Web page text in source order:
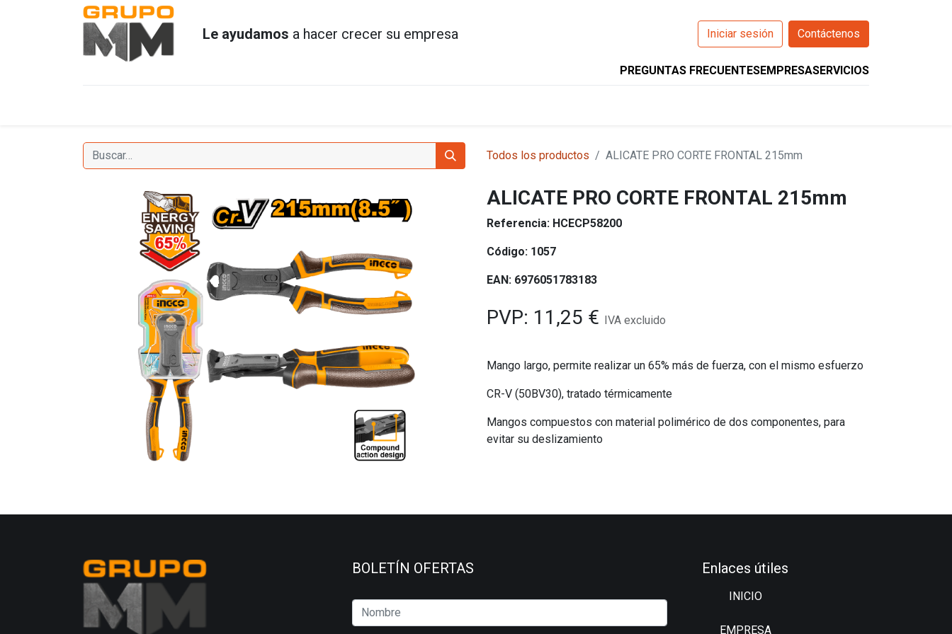
Le ayudamos a hacer crecer su empresa Iniciar sesión Contáctenos
PREGUNTAS FRECUENTESEMPRESASERVICIOS
Todos los productos ALICATE PRO CORTE FRONTAL 215mm
ALICATE PRO CORTE FRONTAL 215mm
Referencia: HCECP58200
Código: 1057
EAN: 6976051783183
PVP: 11,25 € IVA excluido
Mango largo, permite realizar un 65% más de fuerza, con el mismo esfuerzo
CR-V (50BV30), tratado térmicamente
Mangos compuestos con material polimérico de dos componentes, para
evitar su deslizamiento
BOLETÍN OFERTAS Enlaces útiles
INICIO
EMPRESA